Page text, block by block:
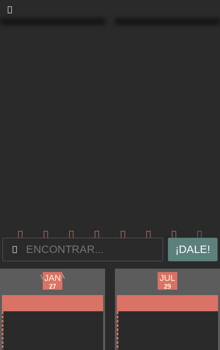
¡DALE!
VILLENA
JAN
27
JAN
27
GIJÓN
JUL
27
JUL
29